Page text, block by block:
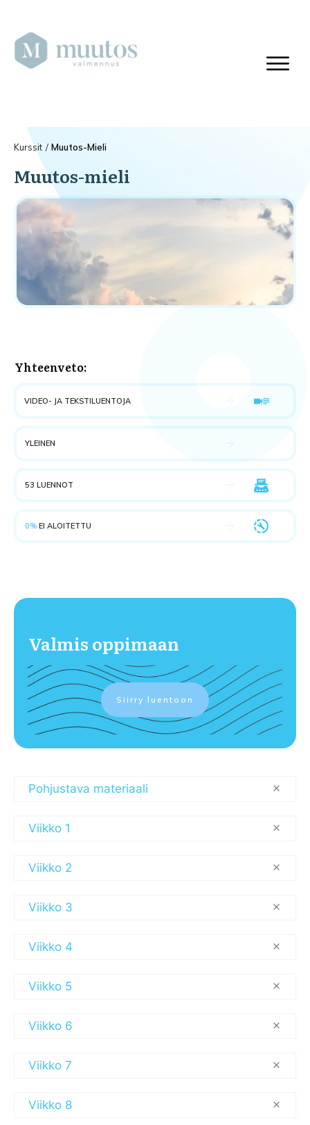
Kurssit / Muutos-Mieli
Muutos-mieli
Yhteenveto:
VIDEO- JA TEKSTILUENTOJA
YLEINEN
53 LUENNOT
0% EI ALOITETTU
Valmis oppimaan
Siirry luentoon
Pohjustava materiaali
Viikko 1
Viikko 2
Viikko 3
Viikko 4
Viikko 5
Viikko 6
Viikko 7
Viikko 8